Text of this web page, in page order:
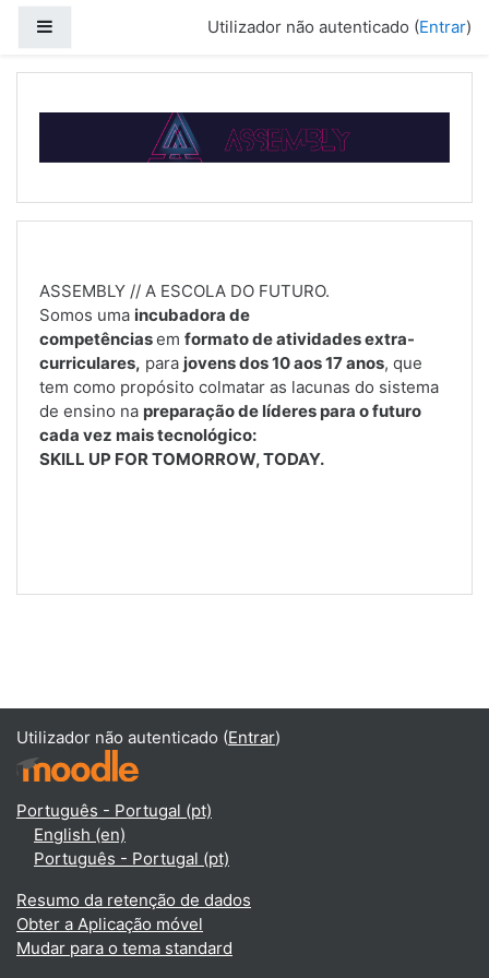
Utilizador não autenticado (Entrar)
ASSEMBLY // A ESCOLA DO FUTURO.
Somos uma incubadora de
competênciasem formato de atividades extra-
curriculares, para jovens dos 10 aos 17 anos, que
tem como propósito colmatar as lacunas do sistema
de ensino na preparação de líderes para o futuro
cada vez mais tecnológico:
SKILL UP FOR TOMORROW, TODAY.
Utilizador não autenticado (Entrar)
Português - Portugal ‎(pt)‎
English ‎(en)‎
Português - Portugal ‎(pt)‎
Resumo da retenção de dados
Obter a Aplicação móvel
Mudar para o tema standard